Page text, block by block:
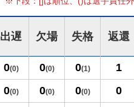
出遅 欠場 失格 返還
0(0) 0(0) 0(1)
1
0(0) 0(0) 0(0)
0